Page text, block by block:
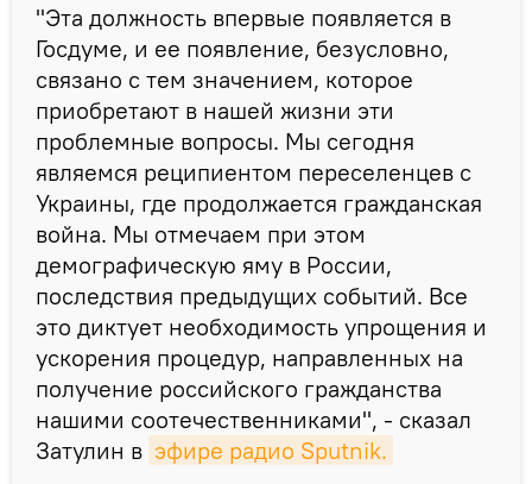
"Эта должность впервые появляется в
Госдуме, и ее появление, безусловно,
связано с тем значением, которое
приобретают в нашей жизни эти
проблемные вопросы. Мы сегодня
являемся реципиентом переселенцев с
Украины, где продолжается гражданская
война. Мы отмечаем при этом
демографическую яму в России,
последствия предыдущих событий. Все
это диктует необходимость упрощения и
ускорения процедур, направленных на
получение российского гражданства
нашими соотечественниками", - сказал
Затулин в эфире радио Sputnik.